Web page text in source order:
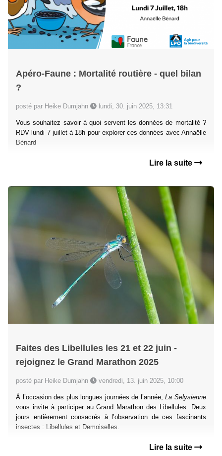
Apéro-Faune : Mortalité routière - quel bilan
?
posté par Heike Dumjahn lundi, 30. juin 2025, 13:31
Vous souhaitez savoir à quoi servent les données de mortalité ?
RDV lundi 7 juillet à 18h pour explorer ces données avec Annaëlle
Bénard
Lire la suite
Faites des Libellules les 21 et 22 juin -
rejoignez le Grand Marathon 2025
posté par Heike Dumjahn vendredi, 13. juin 2025, 10:00
À l’occasion des plus longues journées de l’année,La Selysienne
vous invite à participer au Grand Marathon des Libellules. Deux
jours entièrement consacrés à l’observation de ces fascinants
insectes : Libellules et Demoiselles.
Lire la suite